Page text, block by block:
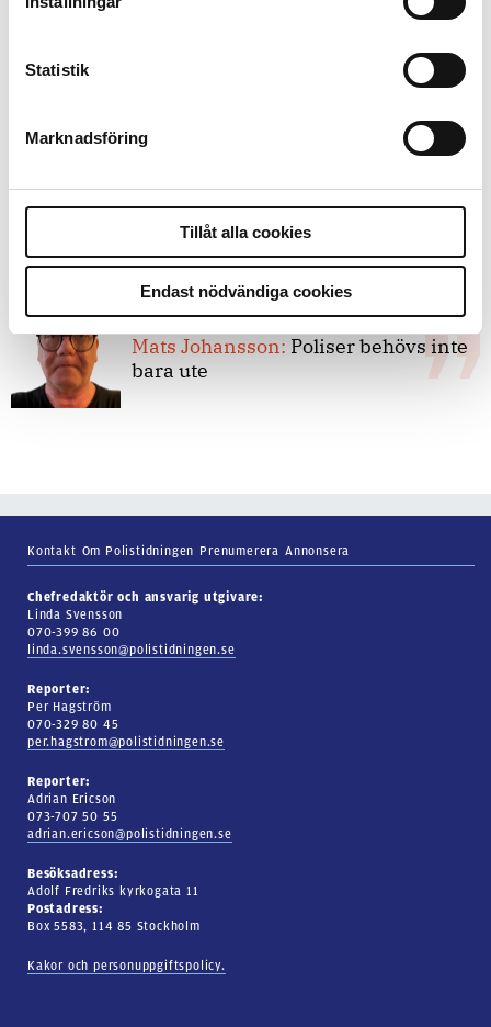
Statistik
Marknadsföring
Tillåt alla cookies
Endast nödvändiga cookies
Det är inte evidenskrav som
7 juli 2026
Debatt:Med för höga krav på evidens
kan polisen inte göra något alls
15 juni 2026
Mats Johansson: Poliser behövs inte
bara ute
Kontakt Om Polistidningen Prenumerera Annonsera
Chefredaktör och ansvarig utgivare:
Linda Svensson
070-399 86 00
linda.svensson@polistidningen.se
Reporter:
Per Hagström
070-329 80 45
per.hagstrom@polistidningen.se
Reporter:
Adrian Ericson
073-707 50 55
adrian.ericson@polistidningen.se
Besöksadress:
Adolf Fredriks kyrkogata 11
Postadress:
Box 5583, 114 85 Stockholm
Kakor och personuppgiftspolicy.